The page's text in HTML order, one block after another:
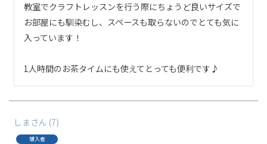
教室でクラフトレッスンを行う際にちょうど良いサイズで
お部屋にも馴染むし、スペースも取らないのでとても気に
入っています！
1人時間のお茶タイムにも使えてとっても便利です♪
しま 7
購入者